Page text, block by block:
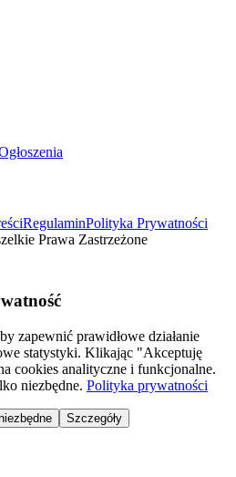
RegulaminPolityka Prywatności
Prawa Zastrzeżone
zapewnić prawidłowe działanie
statystyki. Klikając "Akceptuję
cookies analityczne i funkcjonalne.
niezbędne. Polityka prywatności
Szczegóły